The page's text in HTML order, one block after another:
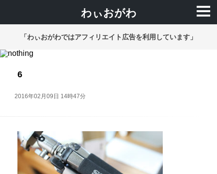
わぃおがわ
「わぃおがわではアフィリエイト広告を利用しています」
6
2016年02月09日 14時47分